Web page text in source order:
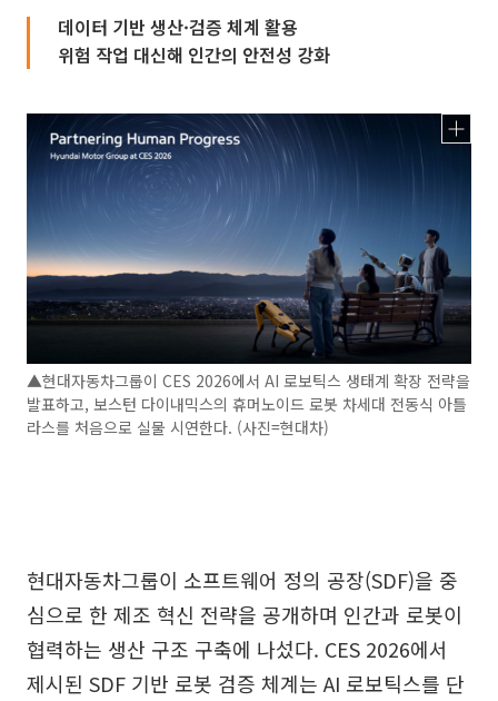
데이터 기반 생산·검증 체계 활용
위험 작업 대신해 인간의 안전성 강화
▲현대자동차그룹이 CES 2026에서 AI 로보틱스 생태계 확장 전략을
발표하고, 보스턴 다이내믹스의 휴머노이드 로봇 차세대 전동식 아틀
라스를 처음으로 실물 시연한다. (사진=현대차)
현대자동차그룹이 소프트웨어 정의 공장(SDF)을 중
심으로 한 제조 혁신 전략을 공개하며 인간과 로봇이
협력하는 생산 구조 구축에 나섰다. CES 2026에서
제시된 SDF 기반 로봇 검증 체계는 AI 로보틱스를 단